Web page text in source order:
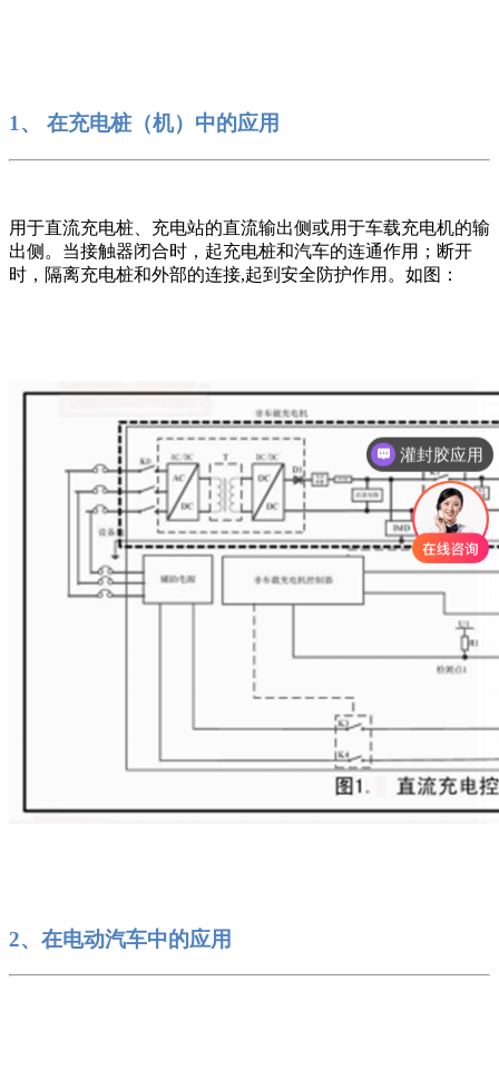
1、 在充电桩（机）中的应用
用于直流充电桩、充电站的直流输出侧或用于车载充电机的输
出侧。当接触器闭合时，起充电桩和汽车的连通作用；断开
时，隔离充电桩和外部的连接,起到安全防护作用。如图：
2、在电动汽车中的应用
灌封胶应用